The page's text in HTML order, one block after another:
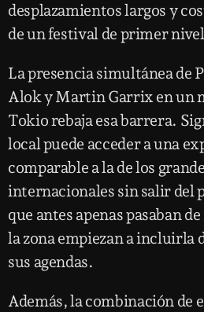
desplazamientos largos y
de un festival de primer
La presencia simultánea de
Alok y Martin Garrix en un
Tokio rebaja esa barrera.
local puede acceder a una
comparable a la de los
internacionales sin salir del
que antes apenas pasaban
la zona empiezan a incluirla
sus agendas.
Además, la combinación de